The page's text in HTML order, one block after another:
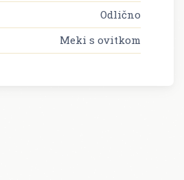
Odlično
Meki s ovitkom